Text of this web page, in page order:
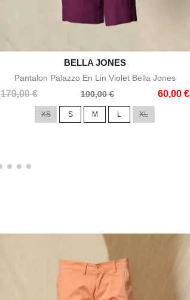
Aperçu rapide
BELLA JONES
Pantalon Palazzo En Lin Violet Bella Jones
179,00 €
Prix
100,00 € 60,00 €
Prix
XS S M L XL